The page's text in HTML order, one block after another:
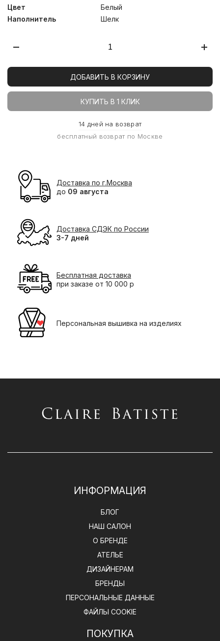
Цвет
Белый
Наполнитель
Шелк
ДОБАВИТЬ В КОРЗИНУ
КУПИТЬ В 1 КЛИК
14 дней на возврат
бесплатный возврат по Москве
Доставка по г.Москва
до 09 августа
Доставка СДЭК по России
3-7 дней
Бесплатная доставка
при заказе от 10 000 р
Персональная вышивка на изделиях
ИНФОРМАЦИЯ
БЛОГ
НАШ САЛОН
О БРЕНДЕ
АТЕЛЬЕ
ДИЗАЙНЕРАМ
БРЕНДЫ
ПЕРСОНАЛЬНЫЕ ДАННЫЕ
ФАЙЛЫ COOKIE
ПОКУПКА